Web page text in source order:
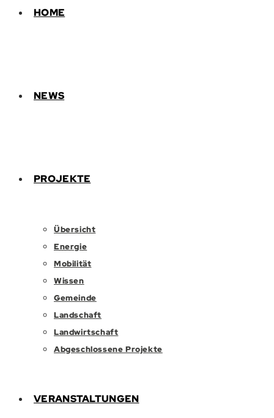
HOME
NEWS
PROJEKTE
Übersicht
Energie
Mobilität
Wissen
Gemeinde
Landschaft
Landwirtschaft
Abgeschlossene Projekte
VERANSTALTUNGEN